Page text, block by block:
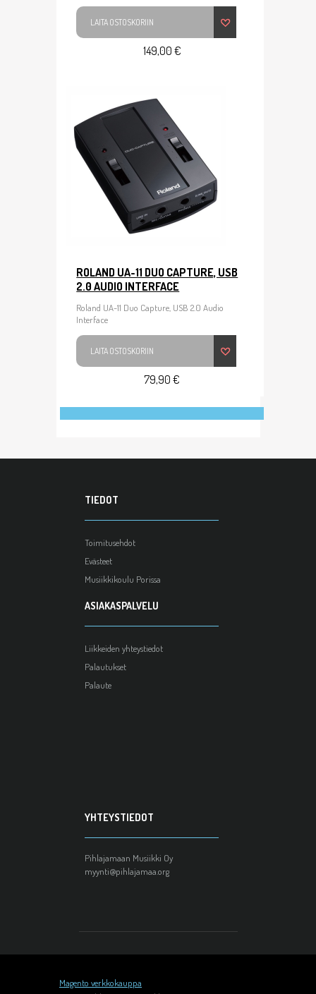
LAITA OSTOSKORIIN
149,00 €
ROLAND UA-11 DUO CAPTURE, USB
2.0 AUDIO INTERFACE
Roland UA-11 Duo Capture, USB 2.0 Audio
Interface
LAITA OSTOSKORIIN
79,90 €
TIEDOT
Toimitusehdot
Evästeet
Musiikkikoulu Porissa
ASIAKASPALVELU
Liikkeiden yhteystiedot
Palautukset
Palaute
YHTEYSTIEDOT
Pihlajamaan Musiikki Oy
myynti@pihlajamaa.org
Magento verkkokauppa